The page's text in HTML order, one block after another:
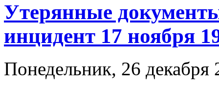
Утерянные
инцидент 17 ноября
Понедельник, 26 декабря